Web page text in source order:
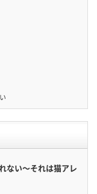
ない〜それは猫アレ